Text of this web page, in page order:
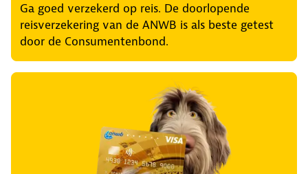
Ga goed verzekerd op reis. De doorlopende
reisverzekering van de ANWB is als beste getest
door de Consumentenbond.